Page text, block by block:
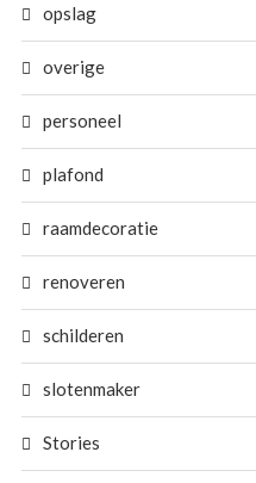
opslag
overige
personeel
plafond
raamdecoratie
renoveren
schilderen
slotenmaker
Stories